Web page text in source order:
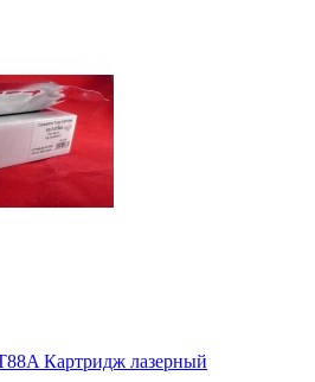
Картридж лазерный